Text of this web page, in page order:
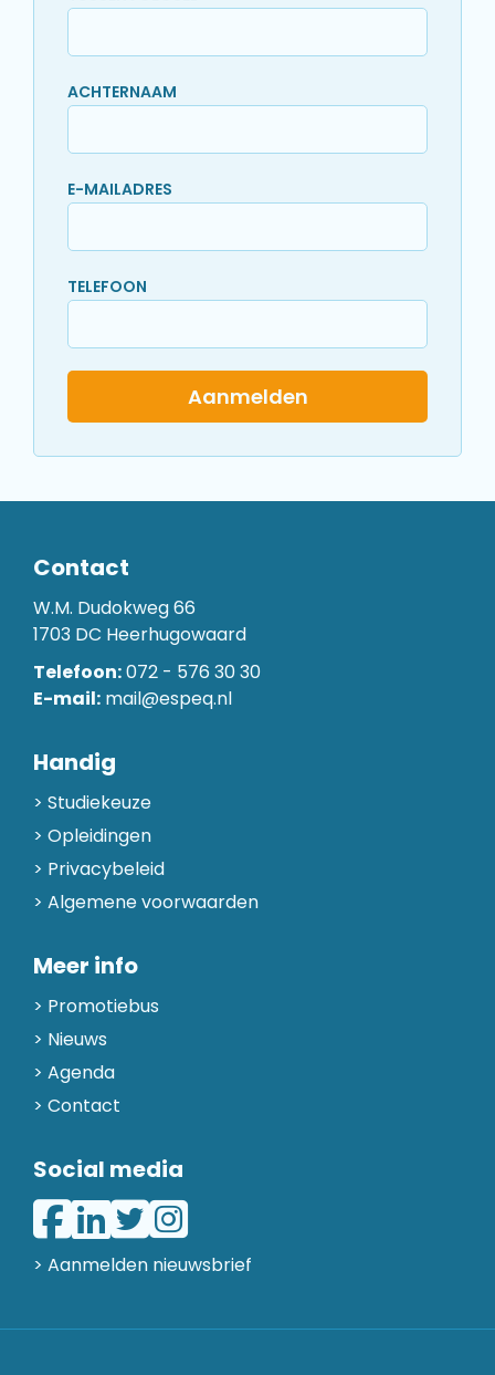
ACHTERNAAM
E-MAILADRES
TELEFOON
Aanmelden
Contact
W.M. Dudokweg 66
1703 DC Heerhugowaard
Telefoon:072 - 576 30 30
E-mail: mail@espeq.nl
Handig
Studiekeuze
Opleidingen
Privacybeleid
Algemene voorwaarden
Meer info
Promotiebus
Nieuws
Agenda
Contact
Social media
> Aanmelden nieuwsbrief